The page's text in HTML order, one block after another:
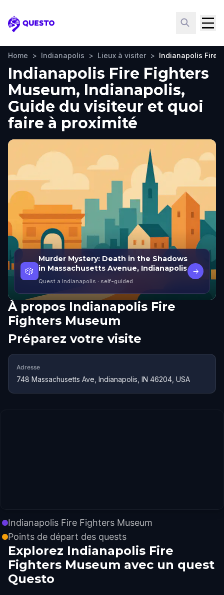
Questo
Home > Indianapolis > Lieux à visiter > Indianapolis Fire
Indianapolis Fire Fighters
Museum, Indianapolis,
Guide du visiteur et quoi
faire à proximité
🎲
Murder Mystery: Death in the Shadows
in Massachusetts Avenue, Indianapolis
Quest a Indianapolis · self-guided
→
À propos Indianapolis Fire
Fighters Museum
Préparez votre visite
Adresse
748 Massachusetts Ave, Indianapolis, IN 46204, USA
Indianapolis Fire Fighters Museum
Points de départ des quests
Explorez Indianapolis Fire
Fighters Museum avec un quest
Questo